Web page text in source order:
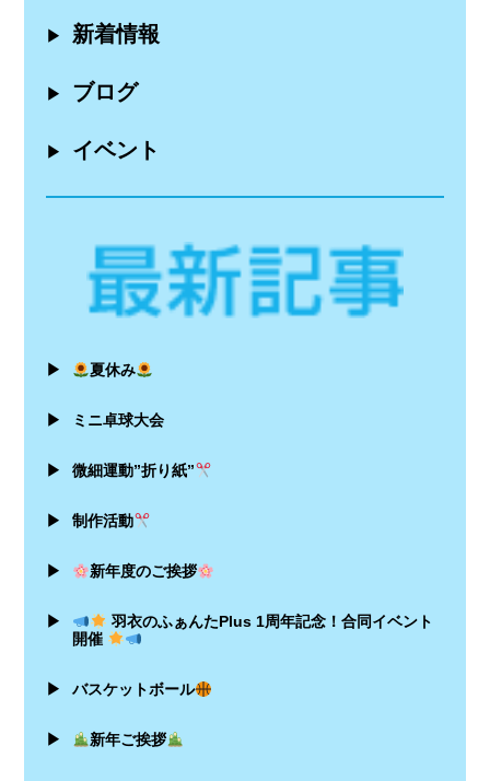
▶ 新着情報
▶ ブログ
▶ イベント
▶ 夏休み
▶ ミニ卓球大会
▶ 微細運動”折り紙”
▶ 制作活動
▶ 新年度のご挨拶
▶
羽衣のふぁんたPlus 1周年記念！合同イベント
開催
▶ バスケットボール
▶ 新年ご挨拶